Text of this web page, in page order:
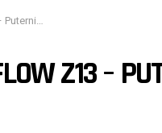
nu practic
Z13 –